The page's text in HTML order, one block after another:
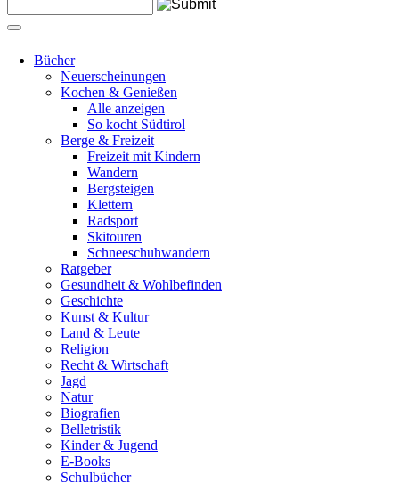
Suchformular
Bücher
Neuerscheinungen
Kochen & Genießen
Alle anzeigen
So kocht Südtirol
Berge & Freizeit
Freizeit mit Kindern
Wandern
Bergsteigen
Klettern
Radsport
Skitouren
Schneeschuhwandern
Ratgeber
Gesundheit & Wohlbefinden
Geschichte
Kunst & Kultur
Land & Leute
Religion
Recht & Wirtschaft
Jagd
Natur
Biografien
Belletristik
Kinder & Jugend
E-Books
Schulbücher